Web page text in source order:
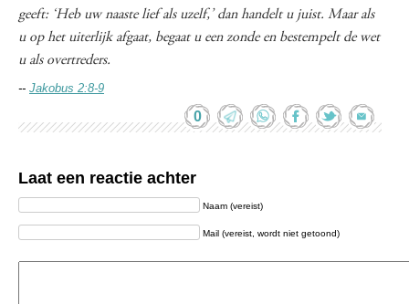
geeft: ‘Heb uw naaste lief als uzelf,’ dan handelt u juist. Maar als
u op het uiterlijk afgaat, begaat u een zonde en bestempelt de wet
u als overtreders.
-- Jakobus 2:8-9
0
Laat een reactie achter
Naam (vereist)
Mail (vereist, wordt niet getoond)